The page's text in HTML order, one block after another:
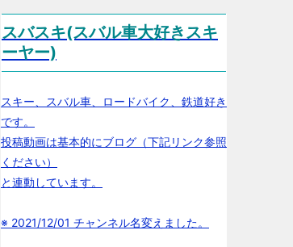
スバスキ(スバル車大好きスキ
ーヤー)
スキー、スバル車、ロードバイク、鉄道好き
です。
投稿動画は基本的にブログ（下記リンク参照
ください）
と連動しています。
※ 2021/12/01 チャンネル名変えました。